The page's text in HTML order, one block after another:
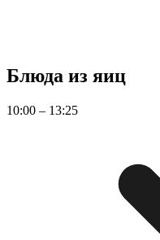
Блюда из яиц
10:00 – 13:25